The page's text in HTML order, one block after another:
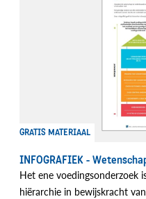
GRATIS MATERIAAL
INFOGRAFIEK -
Het ene voedingsonderzoek
hiërarchie in bewijskracht